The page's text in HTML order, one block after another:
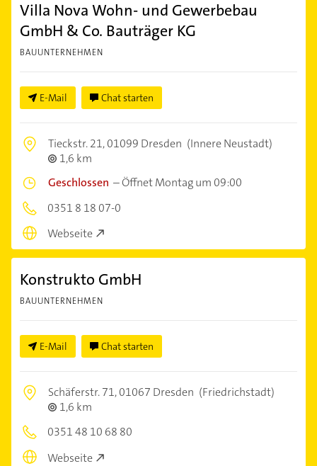
Villa Nova Wohn- und Gewerbebau
GmbH & Co. Bauträger KG
BAUUNTERNEHMEN
E-Mail Chat starten
Tieckstr. 21,01099 Dresden (Innere Neustadt)
1,6 km
Geschlossen –Öffnet Montag um 09:00
0351 8 18 07-0
Webseite
Konstrukto GmbH
BAUUNTERNEHMEN
E-Mail Chat starten
Schäferstr. 71,01067 Dresden (Friedrichstadt)
1,6 km
0351 48 10 68 80
Webseite